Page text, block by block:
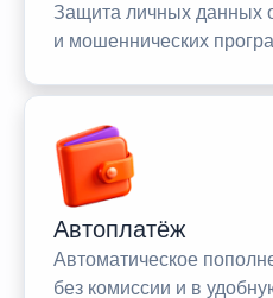
Защита личных данных
и мошеннических
Автоплатёж
Автоматическое
без комиссии и в